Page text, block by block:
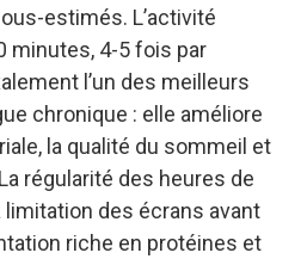
estimés. L’activité
minutes, 4-5 fois par
l’un des meilleurs
chronique : elle améliore
la qualité du sommeil et
régularité des heures de
limitation des écrans avant
riche en protéines et